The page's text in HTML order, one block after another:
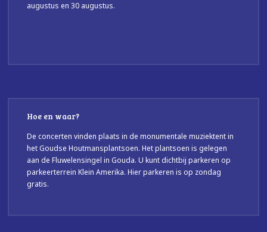
augustus en 30 augustus.
Hoe en waar?
De concerten vinden plaats in de monumentale muziektent in
het Goudse Houtmansplantsoen. Het plantsoen is gelegen
aan de Fluwelensingel in Gouda. U kunt dichtbij parkeren op
parkeerterrein Klein Amerika. Hier parkeren is op zondag
gratis.